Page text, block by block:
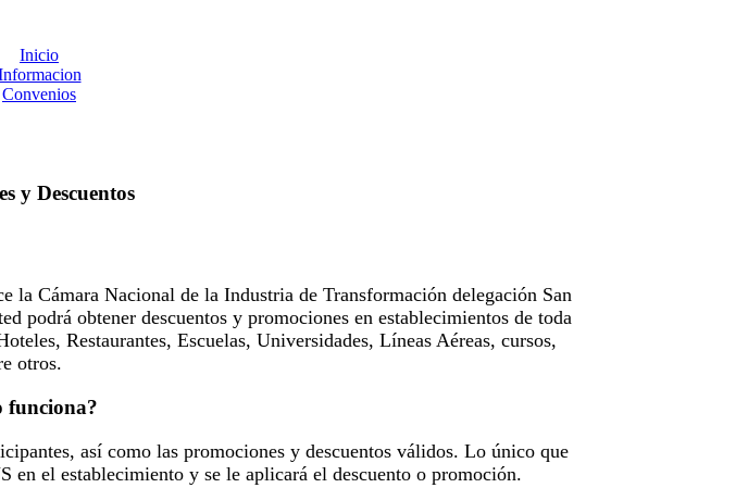
Inicio
Convenios
y Descuentos
Cámara Nacional de la Industria de Transformación delegación San
obtener descuentos y promociones en establecimientos de toda
Restaurantes, Escuelas, Universidades, Líneas Aéreas, cursos,
otros.
funciona?
así como las promociones y descuentos válidos. Lo único que
el establecimiento y se le aplicará el descuento o promoción.